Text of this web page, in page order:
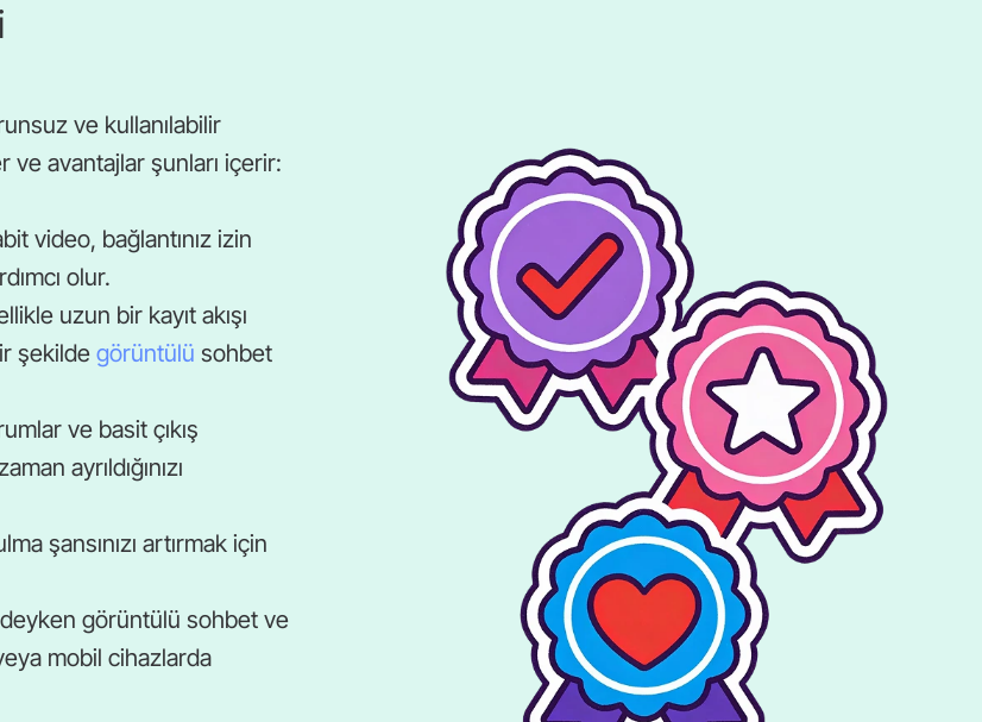
ve kullanılabilir
ve avantajlar şunları içerir:
video, bağlantınız izin
olur.
uzun bir kayıt akışı
şekilde görüntülü sohbet
ve basit çıkış
ayrıldığınızı
şansınızı artırmak için
görüntülü sohbet ve
mobil cihazlarda